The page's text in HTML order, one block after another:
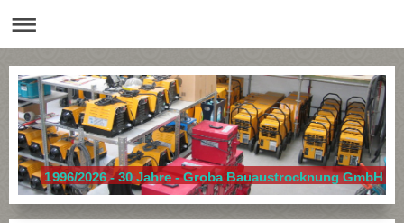
1996/2026 - 30 Jahre - Groba Bauaustrocknung GmbH